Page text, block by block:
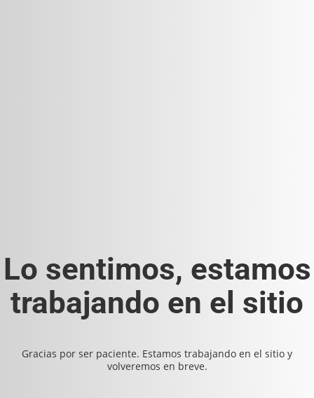
Lo sentimos, estamos
trabajando en el sitio
Gracias por ser paciente. Estamos trabajando en el sitio y
volveremos en breve.